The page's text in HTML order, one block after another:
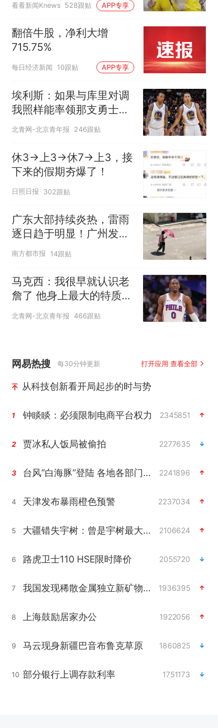
看看新闻Knews 528跟贴 APP专享
翻倍牛股，净利大增
715.75%
每日经济新闻 10跟贴 APP专享
埃利斯：如果与库里对调
我照样能率领那支勇士取
得现在的成就
北青网-北京青年报 246跟贴
休3→上3→休7→上3，接
下来的假期夯爆了！
日照日报 302跟贴
广东大部持续炎热，雷雨
逐日趋于明显！广州发布
高温橙色预警
南方都市报 14跟贴
马克西：我很早就认识老
詹了 他身上最大的特质就
是谦逊
北青网-北京青年报 466跟贴
网易热搜 每30分钟更新 打开应用 查看全部
从科技创新看开局起步的时与势
1 钟睒睒：必须限制电商平台权力 2345851
2 贾冰私人饭局被偷拍 2277635
3 台风“白海豚”登陆 各地各部门全力应对 2241896
4 天津发布暴雨橙色预警 2237034
5 大疆错失宇树：曾是宇树最大外部股东 2106624
6 路虎卫士110 HSE限时降价 2055720
7 我国发现稀散金属独立新矿物——乌斯河锗矿 1936395
8 上海鼓励居家办公 1922056
9 马云现身新疆巴音布鲁克草原 1860825
10 部分银行上调存款利率 1751173